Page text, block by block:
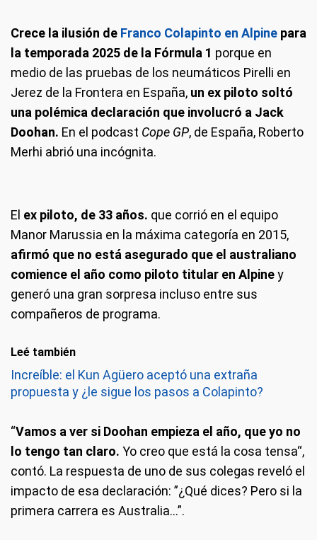
Crece la ilusión de Franco Colapinto en Alpine para
la temporada 2025 de la Fórmula 1 porque en
medio de las pruebas de los neumáticos Pirelli en
Jerez de la Frontera en España, un ex piloto soltó
una polémica declaración que involucró a Jack
Doohan. En el podcast Cope GP, de España, Roberto
Merhi abrió una incógnita.
El ex piloto, de 33 años. que corrió en el equipo
Manor Marussia en la máxima categoría en 2015,
afirmó que no está asegurado que el australiano
comience el año como piloto titular en Alpiney
generó una gran sorpresa incluso entre sus
compañeros de programa.
Leé también
Increíble: el Kun Agüero aceptó una extraña
propuesta y ¿le sigue los pasos a Colapinto?
“Vamos a ver si Doohan empieza el año, que yo no
lo tengo tan claro. Yo creo que está la cosa tensa“,
contó. La respuesta de uno de sus colegas reveló el
impacto de esa declaración: ”¿Qué dices? Pero si la
primera carrera es Australia...”.